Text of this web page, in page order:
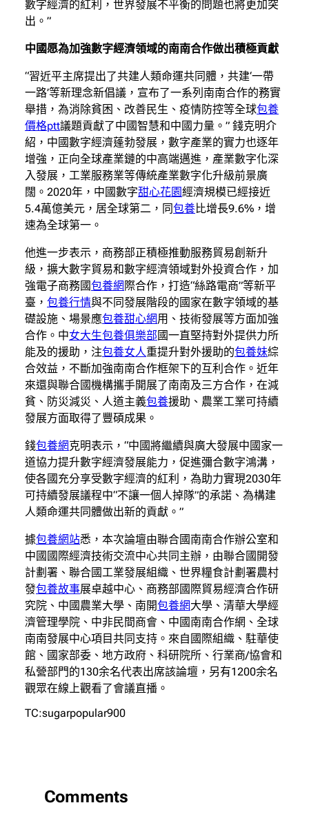
數字經濟的紅利，世界發展不平衡的問題也將更加突
出。”
中國愿為加強數字經濟領域的南南合作做出積極貢獻
“習近平主席提出了共建人類命運共同體，共建‘一帶
一路’等新理念新倡議，宣布了一系列南南合作的務實
舉措，為消除貧困、改善民生、疫情防控等全球包養
價格ptt議題貢獻了中國智慧和中國力量。” 錢克明介
紹，中國數字經濟蓬勃發展，數字產業的實力也逐年
增強，正向全球產業鏈的中高端邁進，產業數字化深
入發展，工業服務業等傳統產業數字化升級前景廣
闊。2020年，中國數字甜心花園經濟規模已經接近
5.4萬億美元，居全球第二，同包養比增長9.6%，增
速為全球第一。
他進一步表示，商務部正積極推動服務貿易創新升
級，擴大數字貿易和數字經濟領域對外投資合作，加
強電子商務國包養網 際合作，打造“絲路電商”等新平
臺， 包養行情與不同發展階段的國家在數字領域的基
礎設施、場景應包養甜心網用、技術發展等方面加強
合作。中女大生包養俱樂部國一直堅持對外提供力所
能及的援助，注包養女人重提升對外援助的包養妹綜
合效益，不斷加強南南合作框架下的互利合作。近年
來還與聯合國機構攜手開展了南南及三方合作，在減
貧、防災減災、人道主義包養援助、農業工業可持續
發展方面取得了豐碩成果。
錢包養網克明表示，“中國將繼續與廣大發展中國家一
道協力提升數字經濟發展能力，促進彌合數字鴻溝，
使各國充分享受數字經濟的紅利，為助力實現2030年
可持續發展議程中“不讓一個人掉隊”的承諾、為構建
人類命運共同體做出新的貢獻。”
據包養網站悉，本次論壇由聯合國南南合作辦公室和
中國國際經濟技術交流中心共同主辦，由聯合國開發
計劃署、聯合國工業發展組織、世界糧食計劃署農村
發包養故事展卓越中心、商務部國際貿易經濟合作研
究院、中國農業大學、南開包養網大學、清華大學經
濟管理學院、中非民間商會、中國南南合作網、全球
南南發展中心項目共同支持。來自國際組織、駐華使
館、國家部委、地方政府、科研院所、行業商/協會和
私營部門的130余名代表出席該論壇，另有1200余名
觀眾在線上觀看了會議直播。
TC:sugarpopular900
Comments